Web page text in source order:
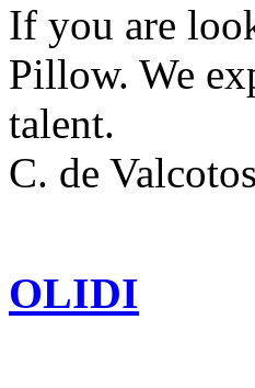
If you are
Pillow. We
talent.
C. de
OLIDI